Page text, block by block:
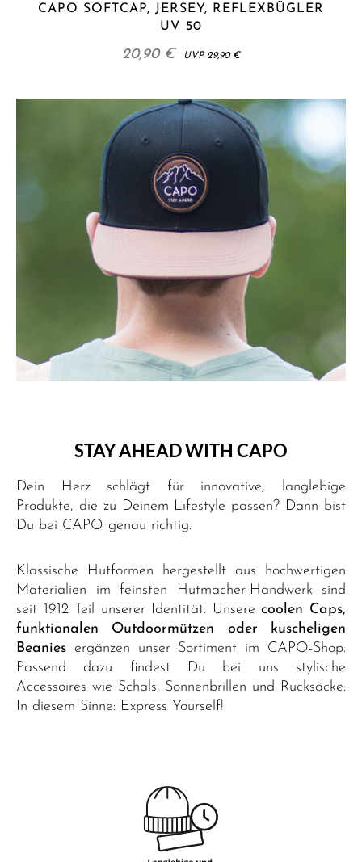
CAPO SOFTCAP, JERSEY, REFLEXBÜGLER
UV 50
20,90 € UVP 29,90 €
STAY AHEAD WITH CAPO
Dein Herz schlägt für innovative, langlebige
Produkte, die zu Deinem Lifestyle passen? Dann bist
Du bei CAPO genau richtig.
Klassische Hutformen hergestellt aus hochwertigen
Materialien im feinsten Hutmacher-Handwerk sind
seit 1912 Teil unserer Identität. Unserecoolen Caps,
funktionalen Outdoormützen oder kuscheligen
Beanies ergänzen unser Sortiment im CAPO-Shop.
Passend dazu findest Du bei uns stylische
Accessoires wie Schals, Sonnenbrillen und Rucksäcke.
In diesem Sinne: Express Yourself!